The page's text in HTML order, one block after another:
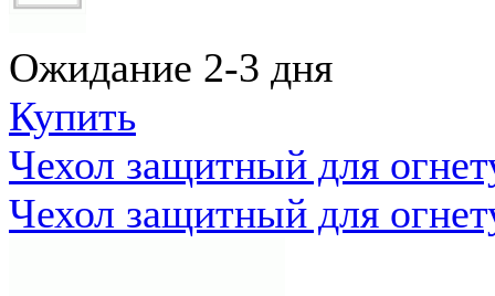
Ожидание 2-3 дня
Купить
Чехол защитный для
Чехол защитный для